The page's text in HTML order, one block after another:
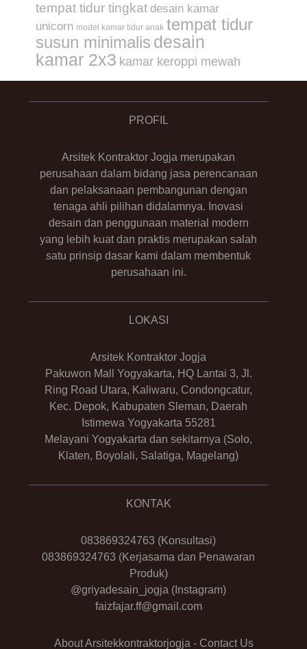
tempat tidur tingkat desain kamar
unicorn model kamar tidur anak tempat tidur
susun minimalis desain
kamar 2x3 kamar keroppi mewah
PROFIL
Arsitek Kontraktor Jogja merupakan
perusahaan dalam bidang jasa perencanaan
dan pelaksanaan pembangunan dengan
tenaga ahli pilihan didalamnya. Inovasi
desain dan penggunaan material modern
yang lebih kuat dan praktis merupakan salah
satu prinsip dasar kami dalam membentuk
perusahaan ini.
LOKASI
Arsitek Kontraktor Jogja
Pakuwon Mall Yogyakarta, HQ Lantai 3, Jl.
Ring Road Utara, Kaliwaru, Condongcatur,
Kec. Depok, Kabupaten Sleman, Daerah
Istimewa Yogyakarta 55281
Melayani Yogyakarta dan sekitarnya (Solo,
Klaten, Boyolali, Salatiga, Magelang)
KONTAK
083869324763 (Konsultasi)
083869324763 (Kerjasama dan Penawaran
Produk)
@griyadesain_jogja (Instagram)
faizfajar.ff@gmail.com
About Arsitekkontraktorjogja - Contact Us